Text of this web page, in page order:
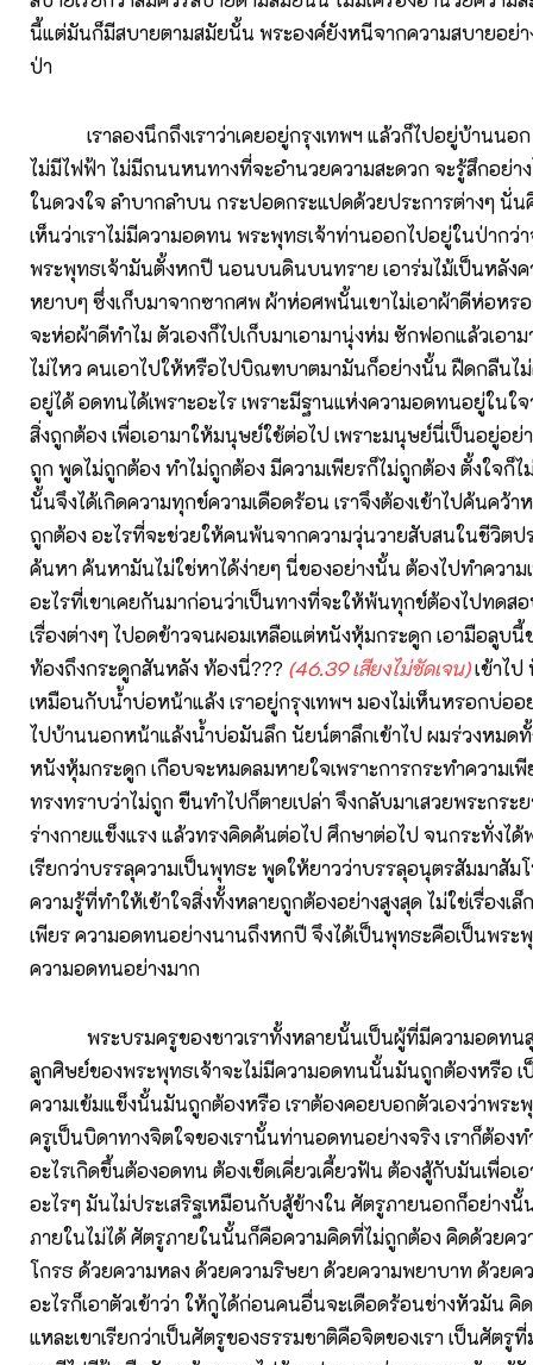
นี้แต่มันก็มีสบายตามสมัยนั้น พระองค์ยังหนีจากความสบายอย่
ป่า
เราลองนึกถึงเราว่าเคยอยู่กรุงเทพฯ แล้วก็ไปอยู่บ้านนอก
ไม่มีไฟฟ้า ไม่มีถนนหนทางที่จะอำนวยความสะดวก จะรู้สึกอย่า
ในดวงใจ ลำบากลำบน กระปอดกระแปดด้วยประการต่างๆ นั่น
เห็นว่าเราไม่มีความอดทน พระพุทธเจ้าท่านออกไปอยู่ในป่ากว่า
พระพุทธเจ้ามันตั้งหกปี นอนบนดินบนทราย เอาร่มไม้เป็นหลังค
หยาบๆ ซึ่งเก็บมาจากซากศพ ผ้าห่อศพนั้นเขาไม่เอาผ้าดีห่อหรอ
จะห่อผ้าดีทำไม ตัวเองก็ไปเก็บมาเอามานุ่งห่ม ซักฟอกแล้วเอา
ไม่ไหว คนเอาไปให้หรือไปบิณฑบาตมามันก็อย่างนั้น ฝืดกลืนไ
อยู่ได้ อดทนได้เพราะอะไร เพราะมีฐานแห่งความอดทนอยู่ในใจ
สิ่งถูกต้อง เพื่อเอามาให้มนุษย์ใช้ต่อไป เพราะมนุษย์นี่เป็นอยู่อย่
ถูก พูดไม่ถูกต้อง ทำไม่ถูกต้อง มีความเพียรก็ไม่ถูกต้อง ตั้งใจก็ไ
นั้นจึงได้เกิดความทุกข์ความเดือดร้อน เราจึงต้องเข้าไปค้นคว้า
ถูกต้อง อะไรที่จะช่วยให้คนพ้นจากความวุ่นวายสับสนในชีวิตป
ค้นหา ค้นหามันไม่ใช่หาได้ง่ายๆ นี่ของอย่างนั้น ต้องไปทำความ
อะไรที่เขาเคยกันมาก่อนว่าเป็นทางที่จะให้พ้นทุกข์ต้องไปทดส
เรื่องต่างๆ ไปอดข้าวจนผอมเหลือแต่หนังหุ้มกระดูก เอามือลูบนี้
ท้องถึงกระดูกสันหลัง ท้องนี่??? (46.39 เสียงไม่ชัดเจน)เข้าไป
เหมือนกับน้ำบ่อหน้าแล้ง เราอยู่กรุงเทพฯ มองไม่เห็นหรอกบ่ออ
ไปบ้านนอกหน้าแล้งน้ำบ่อมันลึก นัยน์ตาลึกเข้าไป ผมร่วงหมด
หนังหุ้มกระดูก เกือบจะหมดลมหายใจเพราะการกระทำความเ
ทรงทราบว่าไม่ถูก ขืนทำไปก็ตายเปล่า จึงกลับมาเสวยพระกระ
ร่างกายแข็งแรง แล้วทรงคิดค้นต่อไป ศึกษาต่อไป จนกระทั่งได้
เรียกว่าบรรลุความเป็นพุทธะ พูดให้ยาวว่าบรรลุอนุตรสัมมาสั
ความรู้ที่ทำให้เข้าใจสิ่งทั้งหลายถูกต้องอย่างสูงสุด ไม่ใช่เรื่องเ
เพียร ความอดทนอย่างนานถึงหกปี จึงได้เป็นพุทธะคือเป็นพระ
ความอดทนอย่างมาก
พระบรมครูของชาวเราทั้งหลายนั้นเป็นผู้ที่มีความอดทนสู
ลูกศิษย์ของพระพุทธเจ้าจะไม่มีความอดทนนั้นมันถูกต้องหรือ
ความเข้มแข็งนั้นมันถูกต้องหรือ เราต้องคอยบอกตัวเองว่าพระ
ครูเป็นบิดาทางจิตใจของเรานั้นท่านอดทนอย่างจริง เราก็ต้อง
อะไรเกิดขึ้นต้องอดทน ต้องเข็ดเคี่ยวเคี้ยวฟัน ต้องสู้กับมันเพื่อเ
อะไรๆ มันไม่ประเสริฐเหมือนกับสู้ข้างใน ศัตรูภายนอกก็อย่างนั้
ภายในไม่ได้ ศัตรูภายในนั้นก็คือความคิดที่ไม่ถูกต้อง คิดด้วยคว
โกรธ ด้วยความหลง ด้วยความริษยา ด้วยความพยาบาท ด้วยค
อะไรก็เอาตัวเข้าว่า ให้กูได้ก่อนคนอื่นจะเดือดร้อนช่างหัวมัน
แหละเขาเรียกว่าเป็นศัตรูของธรรมชาติคือจิตของเรา เป็นศัตรู